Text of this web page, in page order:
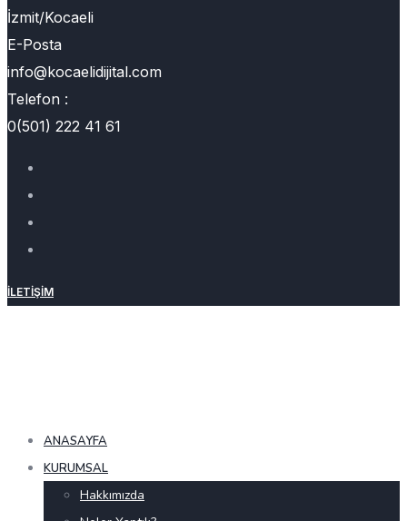
İzmit/Kocaeli
E-Posta
info@kocaelidijital.com
Telefon :
0(501) 222 41 61
İLETIŞIM
ANASAYFA
KURUMSAL
Hakkımızda